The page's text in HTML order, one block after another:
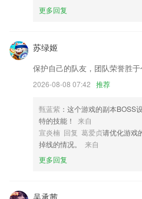
6,项目奖审核；
1.快速通过二级建造师考试。
2.教育咨询及时掌握
3.·了解到更多的发音方式，做到最正确
入复习库和错题库，针对知识点的习
5.家长在应用中就能发送作业给孩子
6.有声绘本图书包含多版本音频，绘
伴奏等；
新胶卷 Fuji Color 100 已上架！
更多回复
苏绿姬
保护自己的队友，团队荣誉胜
2026-08-08 07:42 推荐
甄蓝紫 ：这个游戏的副本BOSS
特的技能！
来自
宣炎楠 回复 葛爱贞请优化游戏
掉线的情况。
来自
更多回复
吴承茜